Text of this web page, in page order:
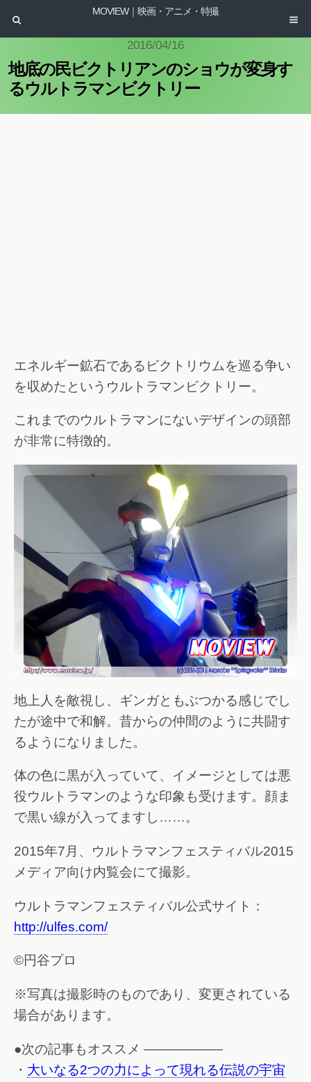
MOVIEW｜映画・アニメ・特撮
2016/04/16
地底の民ビクトリアンのショウが変身す
るウルトラマンビクトリー
エネルギー鉱石であるビクトリウムを巡る争い
を収めたというウルトラマンビクトリー。
これまでのウルトラマンにないデザインの頭部
が非常に特徴的。
地上人を敵視し、ギンガともぶつかる感じでし
たが途中で和解。昔からの仲間のように共闘す
るようになりました。
体の色に黒が入っていて、イメージとしては悪
役ウルトラマンのような印象も受けます。顔ま
で黒い線が入ってますし……。
2015年7月、ウルトラマンフェスティバル2015
メディア向け内覧会にて撮影。
ウルトラマンフェスティバル公式サイト：
http://ulfes.com/
©円谷プロ
※写真は撮影時のものであり、変更されている
場合があります。
●次の記事もオススメ ——————
・ 大いなる2つの力によって現れる伝説の宇宙